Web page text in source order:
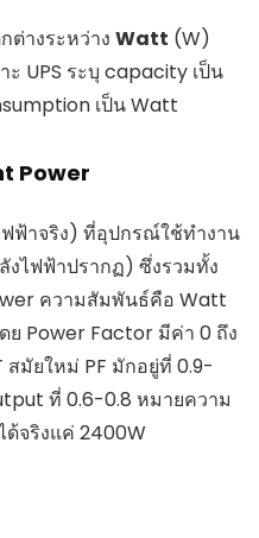
ต่างระหว่าง Watt (W)
ะ UPS ระบุ capacity เป็น
เป็น Watt
Power
ฟ้าจริง) ที่อุปกรณ์ใช้ทำงาน
ไฟฟ้าปรากฏ) ซึ่งรวมทั้ง
ความสัมพันธ์คือ Watt
ย Power Factor มีค่า 0 ถึง
มัยใหม่ PF มักอยู่ที่ 0.9-
ที่ 0.6-0.8 หมายความ
ด้จริงแค่ 2400W